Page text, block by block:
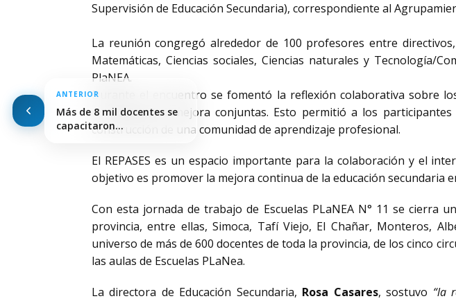
Supervisión de Educación Secundaria), correspondiente al
La reunión congregó alrededor de 100 profesores entre
Matemáticas, Ciencias sociales, Ciencias naturales y Tecnología/
PlaNEA.
Durante el encuentro se fomentó la reflexión colaborativa sobre
estrategias de mejora conjuntas. Esto permitió a los
construcción de una comunidad de aprendizaje profesional.
El REPASES es un espacio importante para la colaboración y el
objetivo es promover la mejora continua de la educación secundaria
Con esta jornada de trabajo de Escuelas PLaNEA N° 11 se cierra
provincia, entre ellas, Simoca, Tafí Viejo, El Chañar, Monteros,
universo de más de 600 docentes de toda la provincia, de los cinco
las aulas de Escuelas PLaNea.
La directora de Educación Secundaria, Rosa Casares, sostuvo “la
ANTERIOR
Más de 8 mil docentes se
capacitaron…